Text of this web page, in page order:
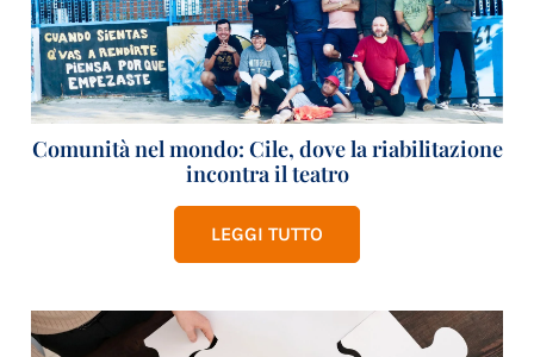
Comunità nel mondo: Cile, dove la riabilitazione
incontra il teatro
LEGGI TUTTO